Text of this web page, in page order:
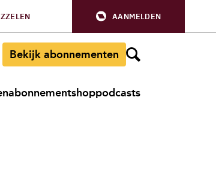
AANMELDEN
Bekijk abonnementen
abonnementshoppodcasts